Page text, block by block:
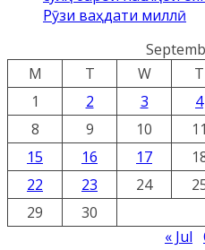
Рӯзи ваҳдати миллӣ
M
T W T
1
2 3 4
8
9 10 11
15
16 17
22
23 24
29
30
« Jul